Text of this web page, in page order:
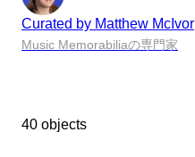
Curated by Matthew McIvor
Music Memorabiliaの専門家
40 objects